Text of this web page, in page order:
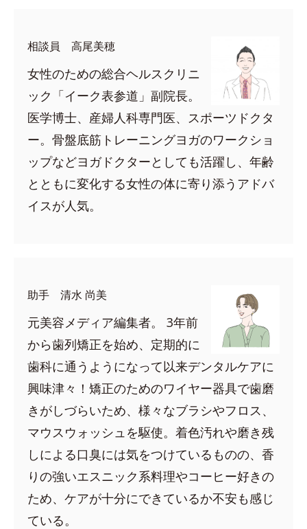
相談員 高尾美穂
女性のための総合ヘルスクリニ
ック「イーク表参道」副院長。
医学博士、産婦人科専門医、スポーツドクタ
ー。骨盤底筋トレーニングヨガのワークショ
ップなどヨガドクターとしても活躍し、年齢
とともに変化する女性の体に寄り添うアドバ
イスが人気。
助手 清水 尚美
元美容メディア編集者。 3年前
から歯列矯正を始め、定期的に
歯科に通うようになって以来デンタルケアに
興味津々！矯正のためのワイヤー器具で歯磨
きがしづらいため、様々なブラシやフロス、
マウスウォッシュを駆使。着色汚れや磨き残
しによる口臭には気をつけているものの、香
りの強いエスニック系料理やコーヒー好きの
ため、ケアが十分にできているか不安も感じ
ている。